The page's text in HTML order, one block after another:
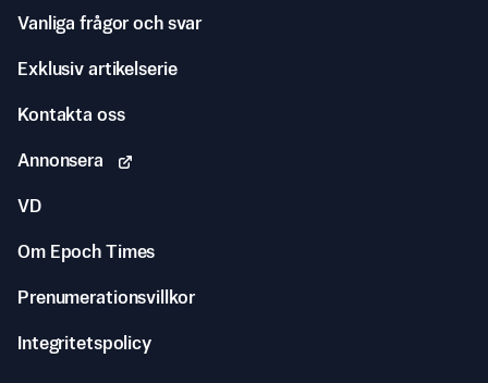
Vanliga frågor och svar
Exklusiv artikelserie
Kontakta oss
Annonsera
VD
Om Epoch Times
Prenumerationsvillkor
Integritetspolicy